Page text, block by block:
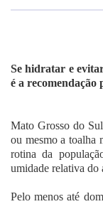
Se hidratar e
é a recomendação
Mato Grosso do
ou mesmo a toalha
rotina da
umidade relativa do
Pelo menos até